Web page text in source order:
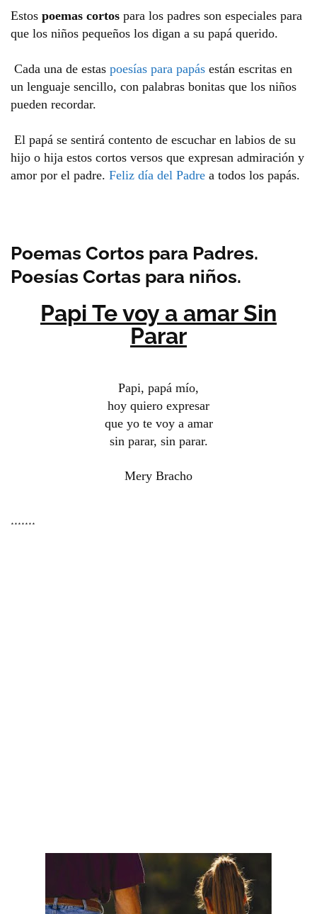
Estos poemas cortos para los padres son especiales para
que los niños pequeños los digan a su papá querido.
Cada una de estas poesías para papás están escritas en
un lenguaje sencillo, con palabras bonitas que los niños
pueden recordar.
El papá se sentirá contento de escuchar en labios de su
hijo o hija estos cortos versos que expresan admiración y
amor por el padre. Feliz día del Padre a todos los papás.
Poemas Cortos para Padres.
Poesías Cortas para niños.
Papi Te voy a amar Sin
Parar
Papi, papá mío,
hoy quiero expresar
que yo te voy a amar
sin parar, sin parar.
Mery Bracho
*******